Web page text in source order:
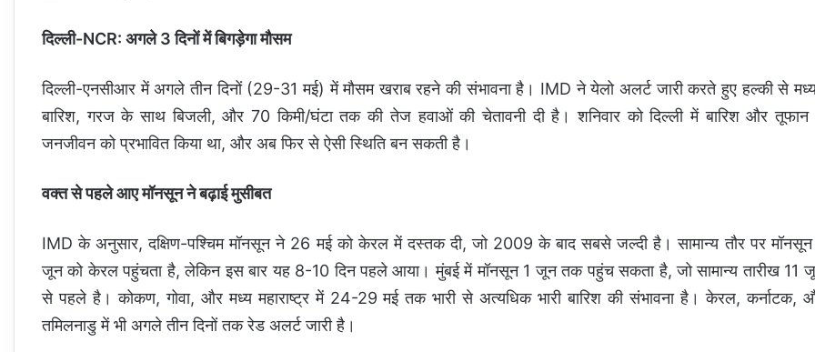
दिल्ली-NCR: अगले 3 दिनों में बिगड़ेगा मौसम
दिल्ली-एनसीआर में अगले तीन दिनों (29-31 मई) में मौसम खराब रहने की संभावना है। IMD ने येलो अलर्ट जारी करते हुए हल्की से
बारिश, गरज के साथ बिजली, और 70 किमी/घंटा तक की तेज हवाओं की चेतावनी दी है। शनिवार को दिल्ली में बारिश और तूफान
जनजीवन को प्रभावित किया था, और अब फिर से ऐसी स्थिति बन सकती है।
वक्त से पहले आए मॉनसून ने बढ़ाई मुसीबत
IMD के अनुसार, दक्षिण-पश्चिम मॉनसून ने 26 मई को केरल में दस्तक दी, जो 2009 के बाद सबसे जल्दी है। सामान्य तौर पर मॉनसून
जून को केरल पहुंचता है, लेकिन इस बार यह 8-10 दिन पहले आया। मुंबई में मॉनसून 1 जून तक पहुंच सकता है, जो सामान्य तारीख 11
से पहले है। कोकण, गोवा, और मध्य महाराष्ट्र में 24-29 मई तक भारी से अत्यधिक भारी बारिश की संभावना है। केरल, कर्नाटक,
तमिलनाडु में भी अगले तीन दिनों तक रेड अलर्ट जारी है।